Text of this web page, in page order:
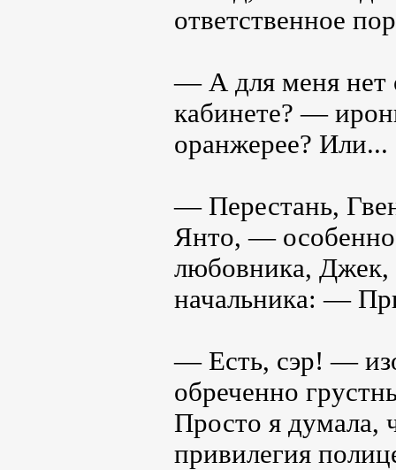
ответственное
— А для меня нет
кабинете? —
оранжерее? Или...
— Перестань,
Янто, — особенно
любовника, Джек,
начальника: —
— Есть, сэр! —
обреченно
Просто я думала,
привилегия